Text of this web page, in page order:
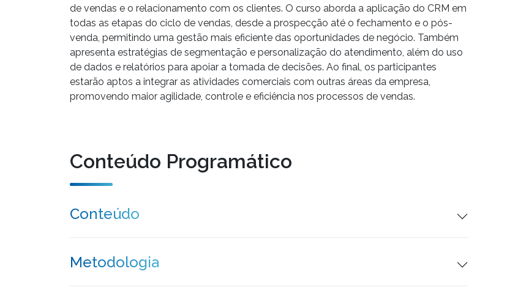
de vendas e o relacionamento com os clientes. O curso aborda a aplicação do CRM em
todas as etapas do ciclo de vendas, desde a prospecção até o fechamento e o pós-
venda, permitindo uma gestão mais eficiente das oportunidades de negócio. Também
apresenta estratégias de segmentação e personalização do atendimento, além do uso
de dados e relatórios para apoiar a tomada de decisões. Ao final, os participantes
estarão aptos a integrar as atividades comerciais com outras áreas da empresa,
promovendo maior agilidade, controle e eficiência nos processos de vendas.
Conteúdo Programático
Conteúdo
Metodologia